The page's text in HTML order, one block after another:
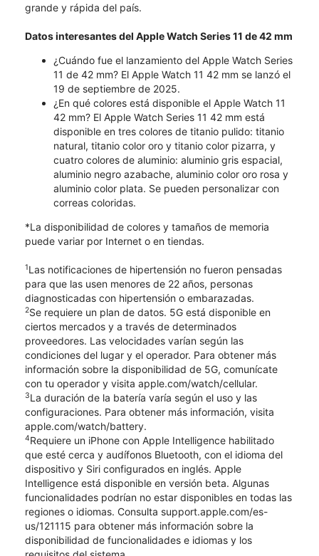
grande y rápida del país.
Datos interesantes del Apple Watch Series 11 de 42 mm
¿Cuándo fue el lanzamiento del Apple Watch Series
11 de 42 mm? El Apple Watch 11 42 mm se lanzó el
19 de septiembre de 2025.
¿En qué colores está disponible el Apple Watch 11
42 mm? El Apple Watch Series 11 42 mm está
disponible en tres colores de titanio pulido: titanio
natural, titanio color oro y titanio color pizarra, y
cuatro colores de aluminio: aluminio gris espacial,
aluminio negro azabache, aluminio color oro rosa y
aluminio color plata. Se pueden personalizar con
correas coloridas.
*La disponibilidad de colores y tamaños de memoria
puede variar por Internet o en tiendas.
1Las notificaciones de hipertensión no fueron pensadas
para que las usen menores de 22 años, personas
diagnosticadas con hipertensión o embarazadas.
2Se requiere un plan de datos. 5G está disponible en
ciertos mercados y a través de determinados
proveedores. Las velocidades varían según las
condiciones del lugar y el operador. Para obtener más
información sobre la disponibilidad de 5G, comunícate
con tu operador y visita apple.com/watch/cellular.
3La duración de la batería varía según el uso y las
configuraciones. Para obtener más información, visita
apple.com/watch/battery.
4Requiere un iPhone con Apple Intelligence habilitado
que esté cerca y audífonos Bluetooth, con el idioma del
dispositivo y Siri configurados en inglés. Apple
Intelligence está disponible en versión beta. Algunas
funcionalidades podrían no estar disponibles en todas las
regiones o idiomas. Consulta support.apple.com/es-
us/121115 para obtener más información sobre la
disponibilidad de funcionalidades e idiomas y los